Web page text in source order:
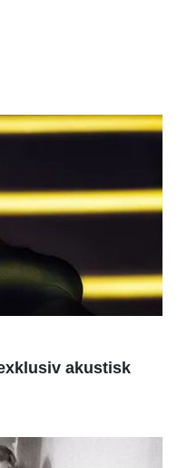
akustisk